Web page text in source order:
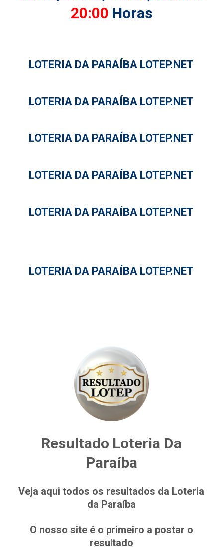
20:00 Horas
LOTERIA DA PARAÍBA LOTEP.NET
LOTERIA DA PARAÍBA LOTEP.NET
LOTERIA DA PARAÍBA LOTEP.NET
LOTERIA DA PARAÍBA LOTEP.NET
LOTERIA DA PARAÍBA LOTEP.NET
LOTERIA DA PARAÍBA LOTEP.NET
Resultado Loteria Da
Paraíba
Veja aqui todos os resultados da Loteria
da Paraíba
O nosso site é o primeiro a postar o
resultado